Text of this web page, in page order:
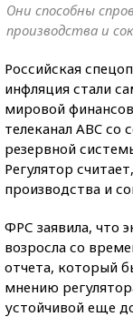
Они способны
производства и
Российская
инфляция стали
мировой
телеканал ABC
резервной
Регулятор
производства и
ФРС заявила, что
возросла со
отчета, который
мнению
устойчивой еще